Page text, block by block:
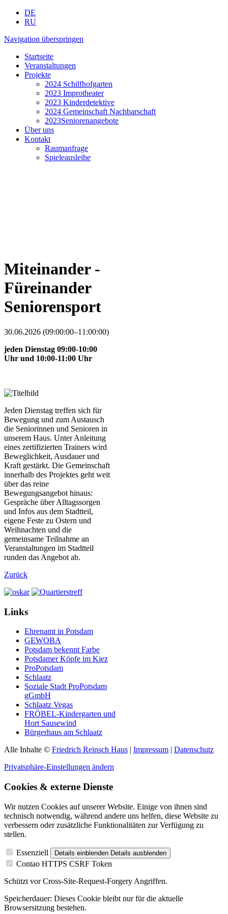
DE
RU
Navigation überspringen
Startseite
Veranstaltungen
Projekte
2024 Schilfhofgarten
2023 Improtheater
2023 Kinderdetektive
2024 Gemeinschaft Nachbarschaft
2023Seniorenangebote
Über uns
Kontakt
Raumanfrage
Spieleausleihe
Miteinander -
Füreinander
Seniorensport
30.06.2026 (09:00:00–11:00:00)
jeden Dienstag 09:00-10:00
Uhr und 10:00-11:00 Uhr
Jeden Dienstag treffen sich für
Bewegung und zum Austausch
die Seniorinnen und Senioren in
unserem Haus. Unter Anleitung
eines zertifizierten Trainers wird
Beweglichkeit, Ausdauer und
Kraft gestärkt. Die Gemeinschaft
innerhalb des Projektes geht weit
über das reine
Bewegungsangebot hinaus:
Gespräche über Alltagssorgen
und Infos aus dem Stadtteil,
eigene Feste zu Ostern und
Weihnachten und die
gemeinsame Teilnahme an
Veranstaltungen im Stadtteil
runden das Angebot ab.
Zurück
Links
Ehrenamt in Potsdam
GEWOBA
Potsdam bekennt Farbe
Potsdamer Köpfe im Kiez
ProPotsdam
Schlaatz
Soziale Stadt ProPotsdam
gGmbH
Schlaatz Vegas
FRÖBEL-Kindergarten und
Hort Sausewind
Bürgerhaus am Schlaatz
Alle Inhalte © Friedrich Reinsch Haus | Impressum | Datenschutz
Privatsphäre-Einstellungen ändern
Cookies & externe Dienste
Wir nutzen Cookies auf unserer Website. Einige von ihnen sind
technisch notwendig, während andere uns helfen, diese Website zu
verbessern oder zusätzliche Funktionalitäten zur Verfügung zu
stellen.
Essenziell Details einblenden Details ausblenden
Contao HTTPS CSRF Token
Schützt vor Cross-Site-Request-Forgery Angriffen.
Speicherdauer: Dieses Cookie bleibt nur für die aktuelle
Browsersitzung bestehen.